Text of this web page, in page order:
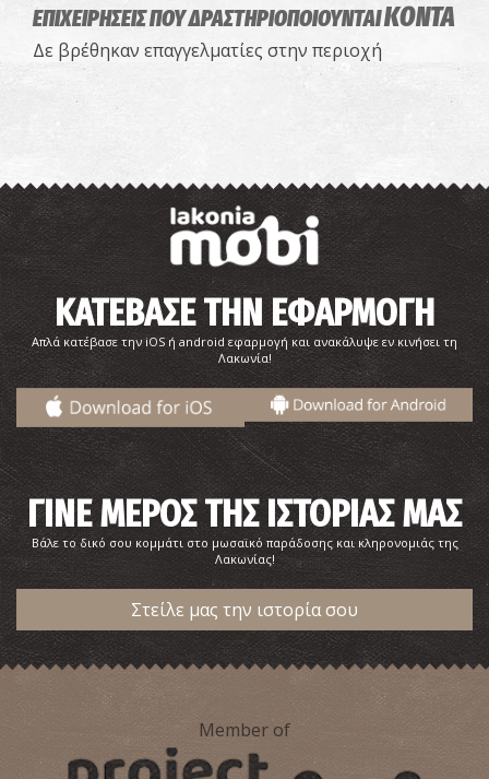
ΕΠΙΧΕΙΡΗΣΕΙΣ ΠΟΥ ΔΡΑΣΤΗΡΙΟΠΟΙΟΥΝΤΑΙΚΟΝΤΑ
Δε βρέθηκαν επαγγελματίες στην περιοχή
ΚΑΤΕΒΑΣΕ ΤΗΝ ΕΦΑΡΜΟΓΗ
Απλά κατέβασε την iOS ή android εφαρμογή και ανακάλυψε εν κινήσει τη
Λακωνία!
ΓΙΝΕ ΜΕΡΟΣ ΤΗΣ ΙΣΤΟΡΙΑΣ ΜΑΣ
Βάλε το δικό σου κομμάτι στο μωσαϊκό παράδοσης και κληρονομιάς της
Λακωνίας!
Στείλε μας την ιστορία σου
Member of